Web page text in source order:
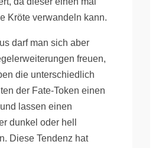
Kröte verwandeln kann.
darf man sich aber
freuen,
die unterschiedlich
der Fate-Token einen
lassen einen
dunkel oder hell
Diese Tendenz hat